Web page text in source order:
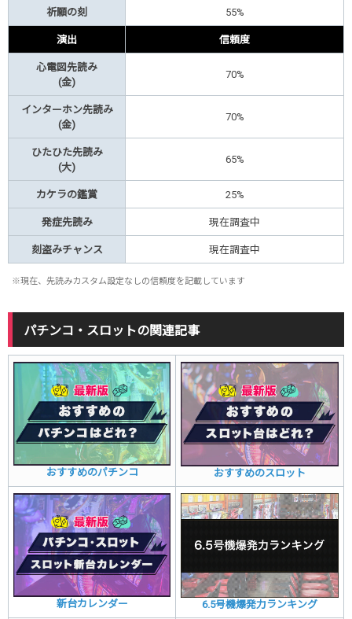
祈願の刻 55%
演出 信頼度
心電図先読み
(金)
70%
インターホン先読み
(金)
70%
ひたひた先読み
(大)
65%
カケラの鑑賞 25%
発症先読み 現在調査中
刻盗みチャンス 現在調査中
※現在、先読みカスタム設定なしの信頼度を記載しています
パチンコ・スロットの関連記事
おすすめのパチンコ おすすめのスロット
新台カレンダー 6.5号機爆発力ランキング